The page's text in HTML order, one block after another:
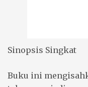
Sinopsis Singkat
Buku ini